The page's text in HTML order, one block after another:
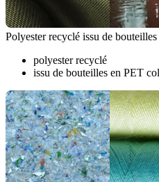
Polyester recyclé issu de
polyester recyclé
issu de bouteilles en PET